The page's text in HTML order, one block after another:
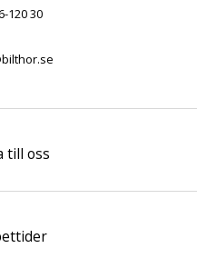
120 30
till oss